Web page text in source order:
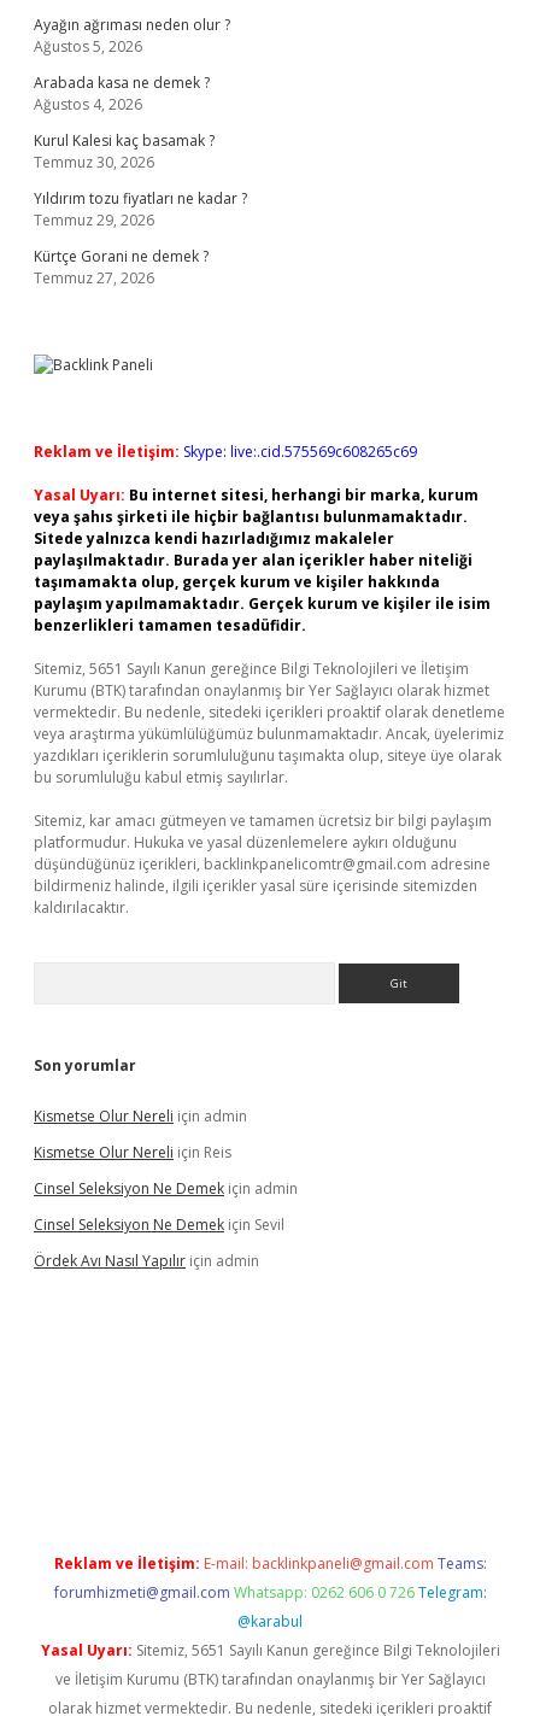
Ayağın ağrıması neden olur ?
Ağustos 5, 2026
Arabada kasa ne demek ?
Ağustos 4, 2026
Kurul Kalesi kaç basamak ?
Temmuz 30, 2026
Yıldırım tozu fiyatları ne kadar ?
Temmuz 29, 2026
Kürtçe Gorani ne demek ?
Temmuz 27, 2026
Reklam ve İletişim: Skype: live:.cid.575569c608265c69
Yasal Uyarı: Bu internet sitesi, herhangi bir marka, kurum
veya şahıs şirketi ile hiçbir bağlantısı bulunmamaktadır.
Sitede yalnızca kendi hazırladığımız makaleler
paylaşılmaktadır. Burada yer alan içerikler haber niteliği
taşımamakta olup, gerçek kurum ve kişiler hakkında
paylaşım yapılmamaktadır. Gerçek kurum ve kişiler ile isim
benzerlikleri tamamen tesadüfidir.
Sitemiz, 5651 Sayılı Kanun gereğince Bilgi Teknolojileri ve İletişim
Kurumu (BTK) tarafından onaylanmış bir Yer Sağlayıcı olarak hizmet
vermektedir. Bu nedenle, sitedeki içerikleri proaktif olarak denetleme
veya araştırma yükümlülüğümüz bulunmamaktadır. Ancak, üyelerimiz
yazdıkları içeriklerin sorumluluğunu taşımakta olup, siteye üye olarak
bu sorumluluğu kabul etmiş sayılırlar.
Sitemiz, kar amacı gütmeyen ve tamamen ücretsiz bir bilgi paylaşım
platformudur. Hukuka ve yasal düzenlemelere aykırı olduğunu
düşündüğünüz içerikleri, backlinkpanelicomtr@gmail.com adresine
bildirmeniz halinde, ilgili içerikler yasal süre içerisinde sitemizden
kaldırılacaktır.
Son yorumlar
Kismetse Olur Nereli için admin
Kismetse Olur Nereli için Reis
Cinsel Seleksiyon Ne Demek için admin
Cinsel Seleksiyon Ne Demek için Sevil
Ördek Avı Nasıl Yapılır için admin
Reklam ve İletişim: E-mail: backlinkpaneli@gmail.com Teams:
forumhizmeti@gmail.com Whatsapp: 0262 606 0 726 Telegram:
@karabul
Yasal Uyarı: Sitemiz, 5651 Sayılı Kanun gereğince Bilgi Teknolojileri
ve İletişim Kurumu (BTK) tarafından onaylanmış bir Yer Sağlayıcı
olarak hizmet vermektedir. Bu nedenle, sitedeki içerikleri proaktif